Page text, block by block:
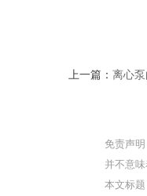
上一篇： 离心
免责声
并不意
本文标题